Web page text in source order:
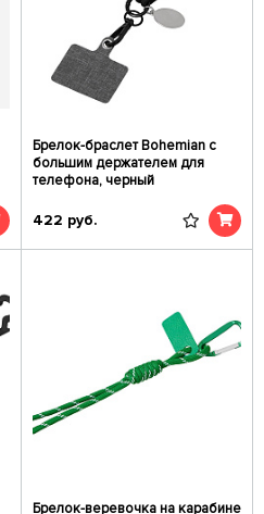
Брелок-браслет Bohemian c
большим держателем для
телефона, черный
422 руб.
Брелок-веревочка на карабине